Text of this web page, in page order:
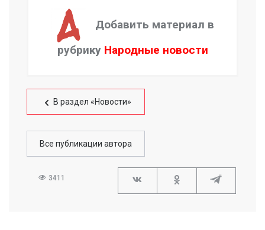
Добавить материал в
рубрику Народные новости
В раздел «Новости»
Все публикации автора
3411